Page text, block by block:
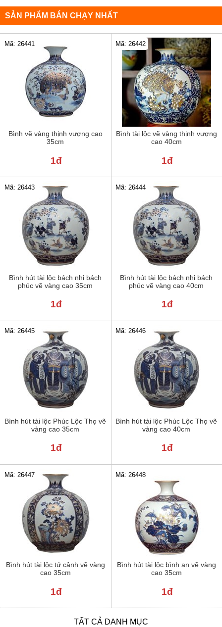
SẢN PHẨM BÁN CHẠY NHẤT
Bình vẽ vàng thịnh vượng cao
35cm
Mã: 26441
1đ
Bình tài lộc vẽ vàng thịnh vượng
cao 40cm
Mã: 26442
1đ
Bình hút tài lộc bách nhi bách
phúc vẽ vàng cao 35cm
Mã: 26443
1đ
Bình hút tài lộc bách nhi bách
phúc vẽ vàng cao 40cm
Mã: 26444
1đ
Bình hút tài lộc Phúc Lộc Thọ vẽ
vàng cao 35cm
Mã: 26445
1đ
Bình hút tài lộc Phúc Lộc Thọ vẽ
vàng cao 40cm
Mã: 26446
1đ
Bình hút tài lộc tứ cảnh vẽ vàng
cao 35cm
Mã: 26447
1đ
Bình hút tài lộc bình an vẽ vàng
cao 35cm
Mã: 26448
1đ
TẤT CẢ DANH MỤC